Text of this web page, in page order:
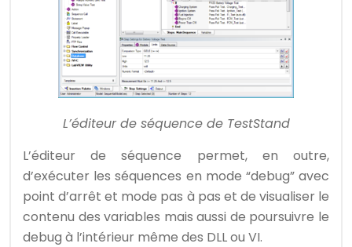
L’éditeur de séquence de TestStand
L’éditeur de séquence permet, en outre,
d’exécuter les séquences en mode “debug” avec
point d’arrêt et mode pas à pas et de visualiser le
contenu des variables mais aussi de poursuivre le
debug à l’intérieur même des DLL ou VI.